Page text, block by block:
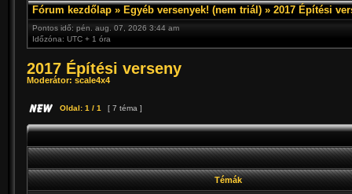
Fórum kezdőlap » Egyéb versenyek! (nem triál) » 2017 Építési
Pontos idő: pén. aug. 07, 2026 3:44 am
Időzóna: UTC + 1 óra
2017 Építési verseny
Moderátor: scale4x4
Oldal: 1 / 1 [ 7 téma ]
Témák